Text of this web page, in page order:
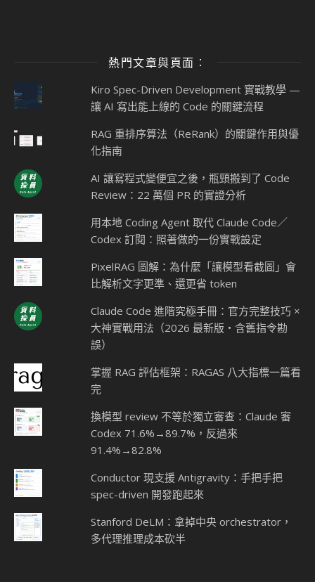
熱門文章與頁面︰
Kiro Spec-Driven Development 實戰教學 —
讓 AI 寫出能上線的 Code 的關鍵流程
RAG 重排序算法（ReRank）的關鍵作用與優
化指南
AI 讓寫程式變便宜之後，瓶頸搬到了 Code
Review：22 萬個 PR 的實證分析
用本地 Coding Agent 取代 Claude Code／
Codex 訂閱：照著做的一份實戰設定
PixelRAG 圖解：為什麼「讓模型看截圖」會
比解析文字更準、還更省 token
Claude Code 進階究極手冊：官方完整技巧 ×
大神實戰用法（2026 最新版・含舊指令勘
誤）
掌握 RAG 評估框架：RAGAS 八大指標一篇看
完
換模型 review 不等於獨立審查：Claude 審
Codex 71.6%→89.7%，反過來
91.4%→82.8%
Conductor 現支援 Antigravity：手把手把
spec-driven 開發跑起來
Stanford DeLM：拿掉中央 orchestrator，
多代理推理成本砍半